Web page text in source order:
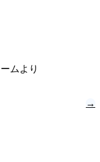
ムより
→